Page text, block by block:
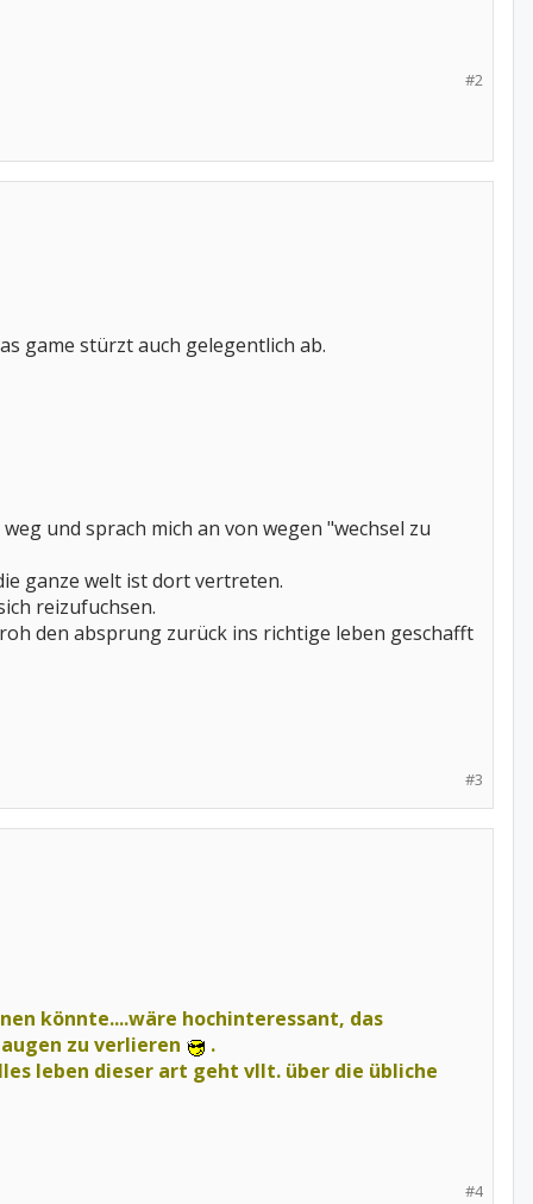
#2
game stürzt auch gelegentlich ab.
und sprach mich an von wegen "wechsel zu
ganze welt ist dort vertreten.
reizufuchsen.
den absprung zurück ins richtige leben geschafft
#3
könnte....wäre hochinteressant, das
zu verlieren
.
leben dieser art geht vllt. über die übliche
#4